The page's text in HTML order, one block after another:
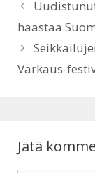
haastaa
Varkaus-
Jätä